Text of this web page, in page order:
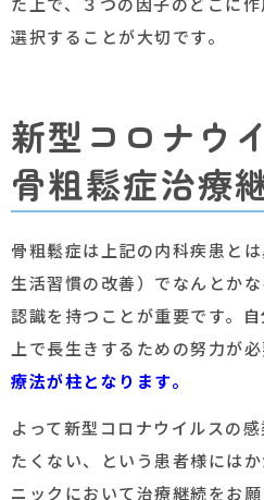
選択することが大切です。
新型コロナウ
骨粗鬆症治療
骨粗鬆症は上記の内科疾患と
生活習慣の改善）でなんとか
認識を持つことが重要です。
上で長生きするための努力が
療法が柱となります。
よって新型コロナウイルスの
たくない、という患者様には
ニックにおいて治療継続をお